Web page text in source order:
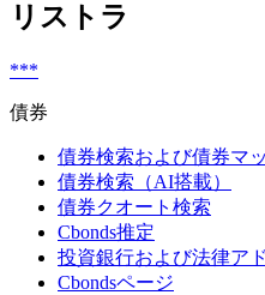
リストラ
***
債券
債券検索および債券マ
債券検索（AI搭載）
債券クオート検索
Cbonds推定
投資銀行および法律ア
Cbondsページ